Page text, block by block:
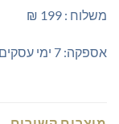
משלוח : 199 ₪
אספקה: 7 ימי עסקים